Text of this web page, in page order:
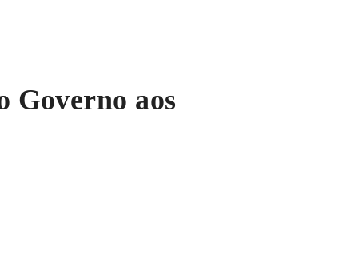
Governo aos